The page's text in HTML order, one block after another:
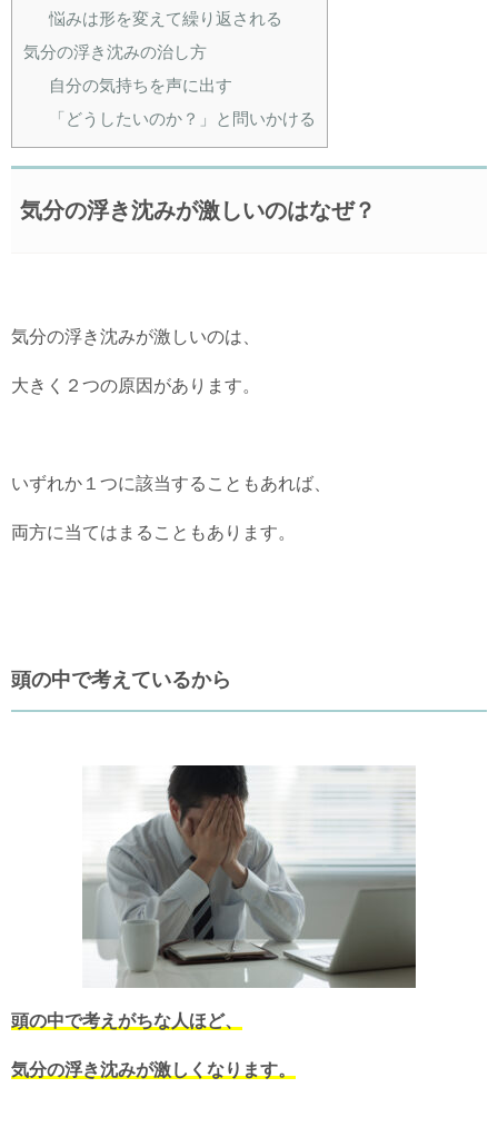
悩みは形を変えて繰り返される
気分の浮き沈みの治し方
自分の気持ちを声に出す
「どうしたいのか？」と問いかける
気分の浮き沈みが激しいのはなぜ？
気分の浮き沈みが激しいのは、
大きく２つの原因があります。
いずれか１つに該当することもあれば、
両方に当てはまることもあります。
頭の中で考えているから
頭の中で考えがちな人ほど、
気分の浮き沈みが激しくなります。